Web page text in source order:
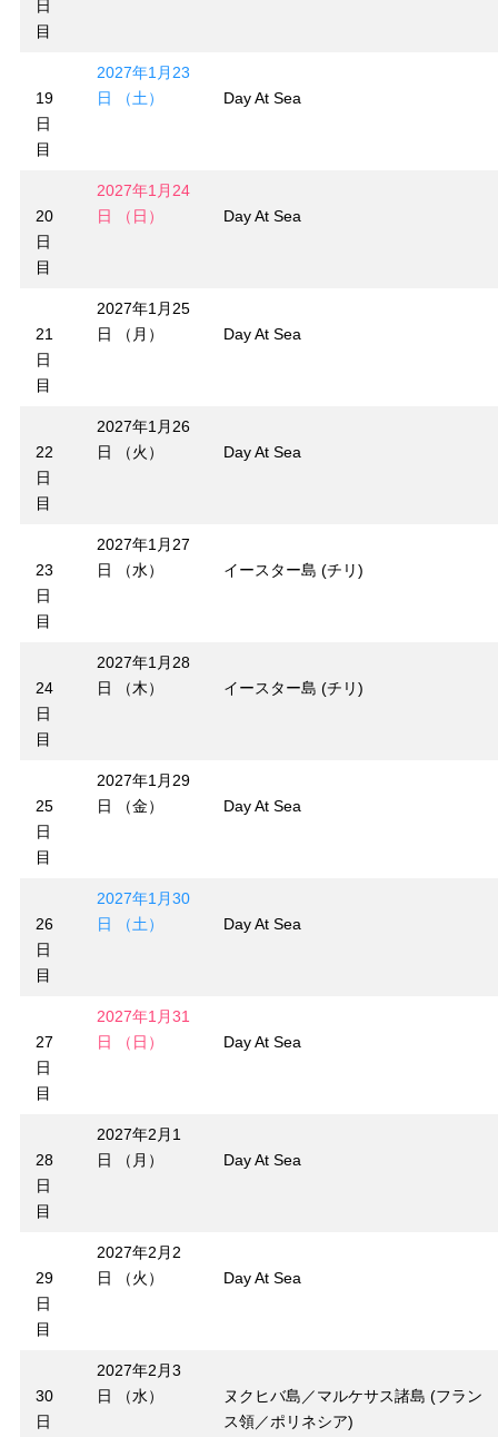
日
目
19
日
目
2027年1月23
日 （土）
Day At Sea
20
日
目
2027年1月24
日 （日）
Day At Sea
21
日
目
2027年1月25
日 （月）
Day At Sea
22
日
目
2027年1月26
日 （火）
Day At Sea
23
日
目
2027年1月27
日 （水）
イースター島 (チリ)
24
日
目
2027年1月28
日 （木）
イースター島 (チリ)
25
日
目
2027年1月29
日 （金）
Day At Sea
26
日
目
2027年1月30
日 （土）
Day At Sea
27
日
目
2027年1月31
日 （日）
Day At Sea
28
日
目
2027年2月1
日 （月）
Day At Sea
29
日
目
2027年2月2
日 （火）
Day At Sea
30
日
2027年2月3
日 （水）
ヌクヒバ島／マルケサス諸島 (フラン
ス領／ポリネシア)